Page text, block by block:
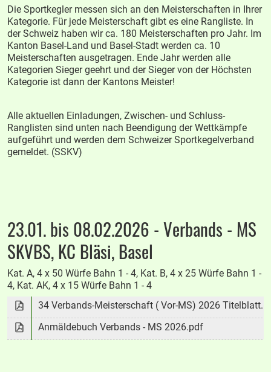
Die Sportkegler messen sich an den Meisterschaften in Ihrer
Kategorie. Für jede Meisterschaft gibt es eine Rangliste. In
der Schweiz haben wir ca. 180 Meisterschaften pro Jahr. Im
Kanton Basel-Land und Basel-Stadt werden ca. 10
Meisterschaften ausgetragen. Ende Jahr werden alle
Kategorien Sieger geehrt und der Sieger von der Höchsten
Kategorie ist dann der Kantons Meister!
Alle aktuellen Einladungen, Zwischen- und Schluss-
Ranglisten sind unten nach Beendigung der Wettkämpfe
aufgeführt und werden dem Schweizer Sportkegelverband
gemeldet. (SSKV)
23.01. bis 08.02.2026 - Verbands - MS
SKVBS, KC Bläsi, Basel
Kat. A, 4 x 50 Würfe Bahn 1 - 4, Kat. B, 4 x 25 Würfe Bahn 1 -
4, Kat. AK, 4 x 15 Würfe Bahn 1 - 4
34 Verbands-Meisterschaft ( Vor-MS) 2026
Anmäldebuch Verbands - MS 2026.pdf